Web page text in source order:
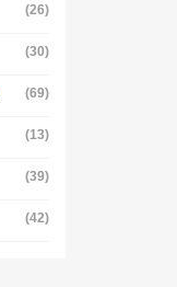
(26)
(30)
(69)
(13)
(39)
(42)